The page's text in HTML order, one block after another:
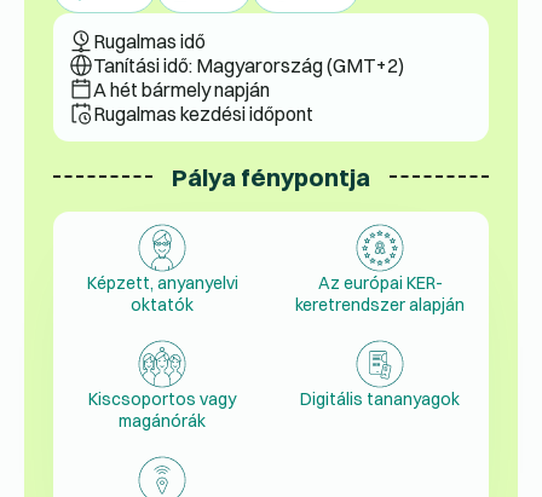
Rugalmas idő
Tanítási idő: Magyarország (GMT+2)
A hét bármely napján
Rugalmas kezdési időpont
Pálya fénypontja
Képzett, anyanyelvi
oktatók
Az európai KER-
keretrendszer alapján
Kiscsoportos vagy
magánórák
Digitális tananyagok